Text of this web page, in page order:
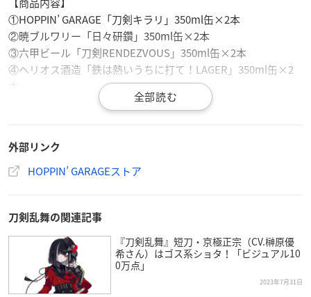
【商品内容】
①HOPPIN’ GARAGE「刀剣キラリ」350ml缶×2本
②暁ブルワリー「日々研鑽」350ml缶×2本
③六甲ビール「刀剣RENDEZVOUS」350ml缶×2本
④ヘリオス酒造「鉄は熱いうちに打て！LAGER」350ml缶×2
本
2023年8月1日（火）
【販売価格】
6,000円（送料・税込）
外部リンク
HOPPIN’ GARAGEストア
刀剣乱舞の関連記事
『刀剣乱舞』短刀・京極正宗（CV.榊原優
希さん）はゴス系ショタ！「ビジュアル10
0万点」
2023年7月31日